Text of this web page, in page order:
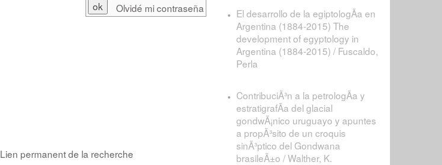
Lien permanent de la recherche
Olvidé mi contraseña
El desarrollo de la egiptologÃ­a en
Argentina (1884-2015) The
development of egyptology in
Argentina (1884-2015) / Fuscaldo,
Perla
ContribuciÃ³n a la petrologÃ­a y
estratigrafÃ­a del glacial
gondwÃ¡nico uruguayo y apuntes
a propÃ³sito de un croquis
sinÃ³ptico del Gondwana
brasileÃ±o / Walther, K.